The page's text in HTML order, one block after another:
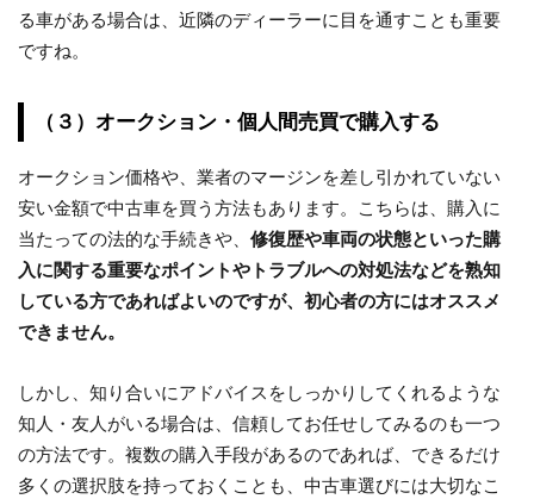
る車がある場合は、近隣のディーラーに目を通すことも重要
ですね。
（３）オークション・個人間売買で購入する
オークション価格や、業者のマージンを差し引かれていない
安い金額で中古車を買う方法もあります。こちらは、購入に
当たっての法的な手続きや、修復歴や車両の状態といった購
入に関する重要なポイントやトラブルへの対処法などを熟知
している方であればよいのですが、初心者の方にはオススメ
できません。
しかし、知り合いにアドバイスをしっかりしてくれるような
知人・友人がいる場合は、信頼してお任せしてみるのも一つ
の方法です。複数の購入手段があるのであれば、できるだけ
多くの選択肢を持っておくことも、中古車選びには大切なこ